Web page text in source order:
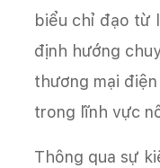
biểu chỉ đạo từ
định hướng
thương mại
trong lĩnh vực
Thông qua sự